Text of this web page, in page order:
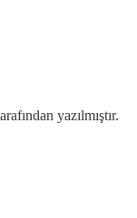
yazılmıştır.